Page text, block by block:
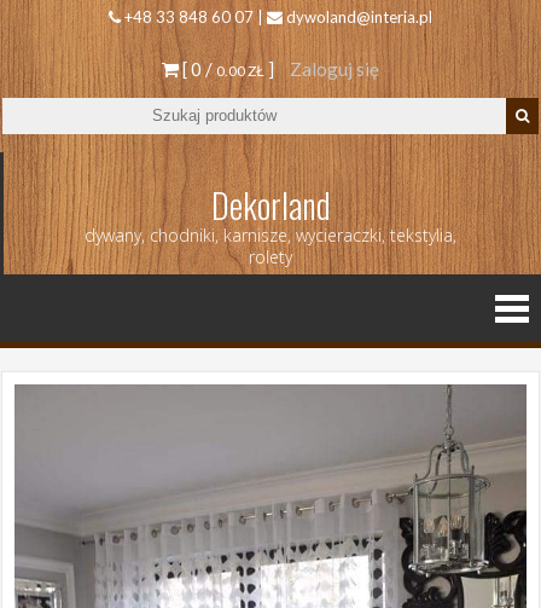
+48 33 848 60 07 | dywoland@interia.pl
[ 0 /0.00 ZŁ ] Zaloguj się
Dekorland
dywany, chodniki, karnisze, wycieraczki, tekstylia,
rolety